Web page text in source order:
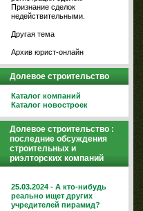
Признание сделок
недействительными.
Другая тема
Архив юрист-онлайн
Долевое строительство
Каталог компаний
Каталог новостроек
Долевое строительство :
последние обсуждения
строительных и
риэлторских компаний
25.03.2024 - А кто-нибудь
реально ищет других
учредителей пирамид?